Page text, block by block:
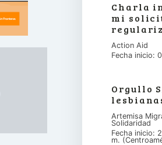
Charla
mi
Action Aid
Fecha inicio:
Orgullo
Artemisa
Solidaridad
Fecha inicio:
m.